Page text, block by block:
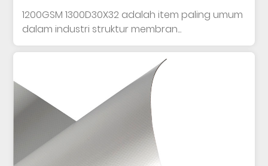
PVC
1200GSM 1300D30X32 adalah item paling umum
dalam industri struktur membran...